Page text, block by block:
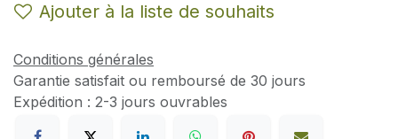
Ajouter à la liste de souhaits
Conditions générales
Garantie satisfait ou remboursé de 30 jours
Expédition : 2-3 jours ouvrables